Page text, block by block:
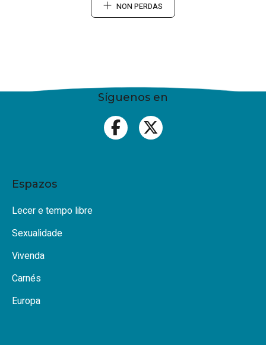
NON PERDAS
Síguenos en
Espazos
Lecer e tempo libre
Sexualidade
Vivenda
Carnés
Europa